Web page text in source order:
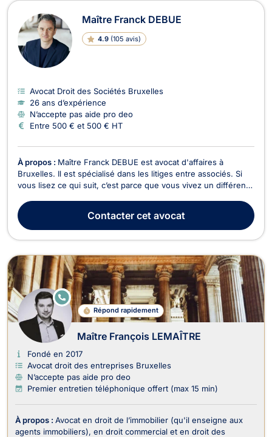
Maître Franck DEBUE
4.9 (105 avis)
Avocat Droit des Sociétés Bruxelles
26 ans d’expérience
N’accepte pas aide pro deo
Entre 500 € et 500 € HT
À propos : Maître Franck DEBUE est avocat d'affaires à
Bruxelles. Il est spécialisé dans les litiges entre associés. Si
vous lisez ce qui suit, c’est parce que vous vivez un différend
Vous ne dormez pas bien. - Vous êtes à cran. Vous n'êtes pas
la seule personne à qui cela arr...
Contactercet avocat
Répond rapidement
E
N
G
N
E
Maître François LEMAÎTRE
Fondé en 2017
Avocat droit des entreprises Bruxelles
N’accepte pas aide pro deo
Premier entretien téléphonique offert (max 15 min)
À propos : Avocat en droit de l’immobilier (qu'il enseigne aux
agents immobiliers), en droit commercial et en droit des